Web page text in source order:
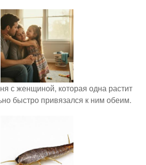
с женщиной, которая одна растит
быстро привязался к ним обеим.